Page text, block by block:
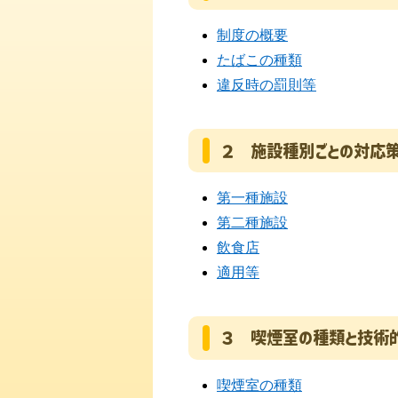
制度の概要
たばこの種類
違反時の罰則等
２ 施設種別ごとの対応
第一種施設
第二種施設
飲食店
適用等
３ 喫煙室の種類と技術
喫煙室の種類